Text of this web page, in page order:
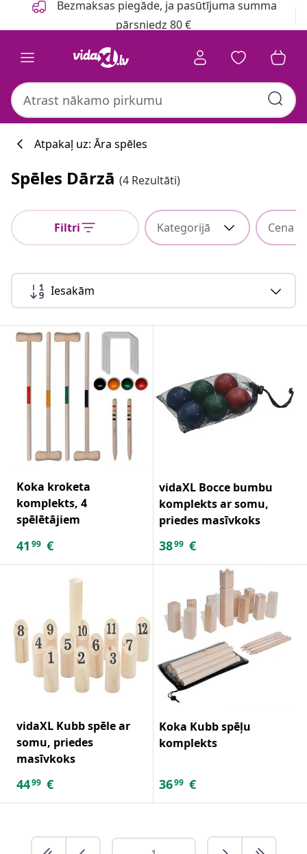
Bezmaksas piegāde, ja pasūtījuma summa
pārsniedz 80 €
Atpakaļ uz: Āra spēles
Spēles Dārzā (4 Rezultāti)
Filtri Kategorijā Cena
Iesakām
Koka kroketa
komplekts, 4
spēlētājiem
41 99 €
vidaXL Bocce bumbu
komplekts ar somu,
priedes masīvkoks
3899 €
vidaXL Kubb spēle ar
somu, priedes
masīvkoks
4499 €
Koka Kubb spēļu
komplekts
3699 €